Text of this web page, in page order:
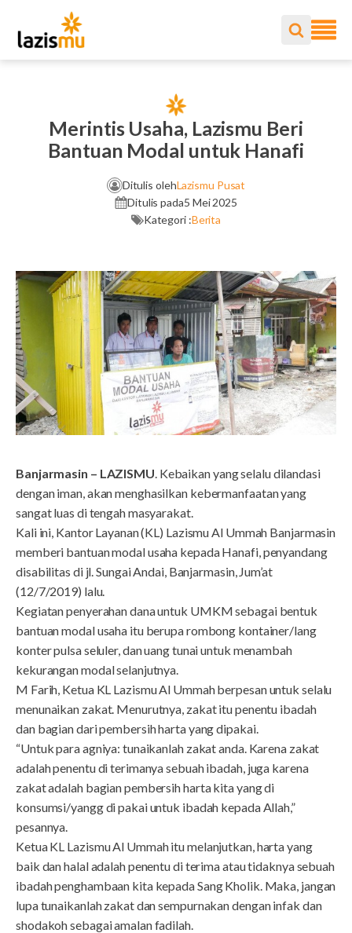
Merintis Usaha, Lazismu Beri
Bantuan Modal untuk Hanafi
Ditulis olehLazismu Pusat
Ditulis pada5 Mei 2025
Kategori :Berita
Banjarmasin – LAZISMU . Kebaikan yang selalu dilandasi
dengan iman, akan menghasilkan kebermanfaatan yang
sangat luas di tengah masyarakat.
Kali ini, Kantor Layanan (KL) Lazismu Al Ummah Banjarmasin
memberi bantuan modal usaha kepada Hanafi, penyandang
disabilitas di jl. Sungai Andai, Banjarmasin, Jum’at
(12/7/2019) lalu.
Kegiatan penyerahan dana untuk UMKM sebagai bentuk
bantuan modal usaha itu berupa rombong kontainer/lang
konter pulsa seluler, dan uang tunai untuk menambah
kekurangan modal selanjutnya.
M Farih, Ketua KL Lazismu Al Ummah berpesan untuk selalu
menunaikan zakat. Menurutnya, zakat itu penentu ibadah
dan bagian dari pembersih harta yang dipakai.
“Untuk para agniya: tunaikanlah zakat anda. Karena zakat
adalah penentu di terimanya sebuah ibadah, juga karena
zakat adalah bagian pembersih harta kita yang di
konsumsi/yangg di pakai untuk ibadah kepada Allah,”
pesannya.
Ketua KL Lazismu Al Ummah itu melanjutkan, harta yang
baik dan halal adalah penentu di terima atau tidaknya sebuah
ibadah penghambaan kita kepada Sang Kholik. Maka, jangan
lupa tunaikanlah zakat dan sempurnakan dengan infak dan
shodakoh sebagai amalan fadilah.